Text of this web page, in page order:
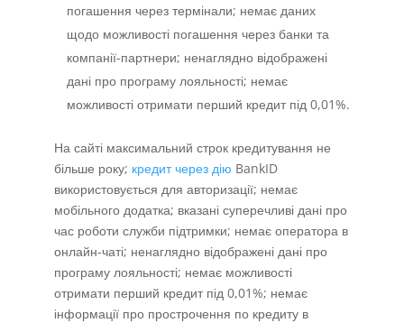
погашення через термінали; немає даних
щодо можливості погашення через банки та
компанії-партнери; ненаглядно відображені
дані про програму лояльності; немає
можливості отримати перший кредит під 0,01%.
На сайті максимальний строк кредитування не
більше року; кредит через дію BankID
використовується для авторизації; немає
мобільного додатка; вказані суперечливі дані про
час роботи служби підтримки; немає оператора в
онлайн-чаті; ненаглядно відображені дані про
програму лояльності; немає можливості
отримати перший кредит під 0,01%; немає
інформації про прострочення по кредиту в